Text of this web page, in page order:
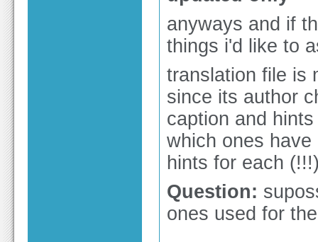
anyways and if
things i'd like to
translation file is
since its author
caption and
which ones
hints for each
Question:
ones used for